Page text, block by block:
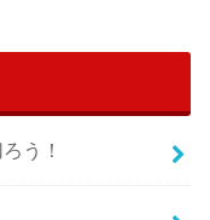
う！